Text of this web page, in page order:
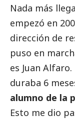
Nada más
empezó en
dirección de
puso en
es Juan
duraba 6
alumno de la
Esto me dio